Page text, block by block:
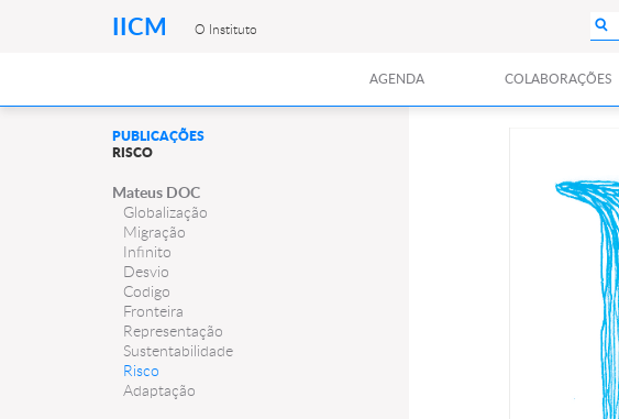
IICM O Instituto
AGENDA COLABORAÇÕES
PUBLICAÇÕES
RISCO
Mateus DOC
Globalização
Migração
Infinito
Desvio
Codigo
Fronteira
Representação
Sustentabilidade
Risco
Adaptação